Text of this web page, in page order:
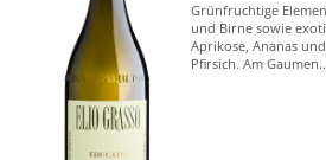
Grünfruchtige
und Birne sowie
Aprikose, Ananas
Pfirsich. Am